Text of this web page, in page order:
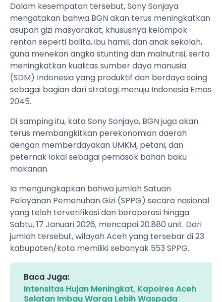
Dalam kesempatan tersebut, Sony Sonjaya
mengatakan bahwa BGN akan terus meningkatkan
asupan gizi masyarakat, khususnya kelompok
rentan seperti balita, ibu hamil, dan anak sekolah,
guna menekan angka stunting dan malnutrisi, serta
meningkatkan kualitas sumber daya manusia
(SDM) Indonesia yang produktif dan berdaya saing
sebagai bagian dari strategi menuju Indonesia Emas
2045.
Di samping itu, kata Sony Sonjaya, BGN juga akan
terus membangkitkan perekonomian daerah
dengan memberdayakan UMKM, petani, dan
peternak lokal sebagai pemasok bahan baku
makanan.
Ia mengungkapkan bahwa jumlah Satuan
Pelayanan Pemenuhan Gizi (SPPG) secara nasional
yang telah terverifikasi dan beroperasi hingga
Sabtu, 17 Januari 2026, mencapai 20.880 unit. Dari
jumlah tersebut, wilayah Aceh yang tersebar di 23
kabupaten/kota memiliki sebanyak 553 SPPG.
Baca Juga:
Intensitas Hujan Meningkat, Kapolres Aceh
Selatan Imbau Warga Lebih Waspada